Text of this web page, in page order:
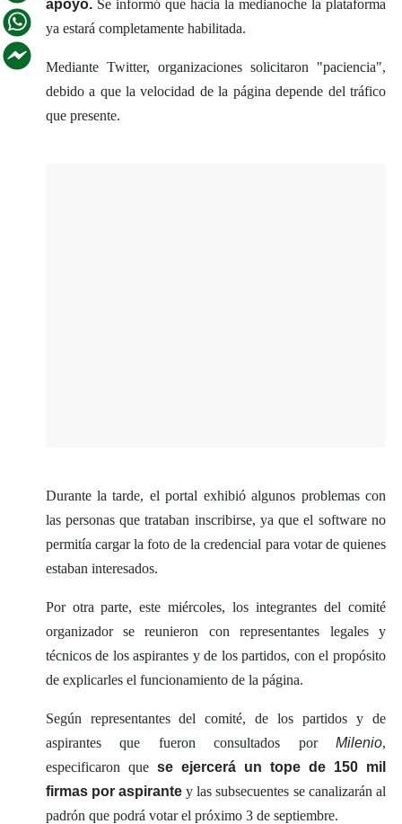
apoyo.Se informó que hacia la medianoche la plataforma
ya estará completamente habilitada.
Mediante Twitter, organizaciones solicitaron "paciencia",
debido a que la velocidad de la página depende del tráfico
que presente.
Durante la tarde, el portal exhibió algunos problemas con
las personas que trataban inscribirse, ya que el software no
permitía cargar la foto de la credencial para votar de quienes
estaban interesados.
Por otra parte, este miércoles, los integrantes del comité
organizador se reunieron con representantes legales y
técnicos de los aspirantes y de los partidos, con el propósito
de explicarles el funcionamiento de la página.
Según representantes del comité, de los partidos y de
aspirantes que fueron consultados por Milenio,
especificaron que se ejercerá un tope de 150 mil
firmas por aspirante y las subsecuentes se canalizarán al
padrón que podrá votar el próximo 3 de septiembre.